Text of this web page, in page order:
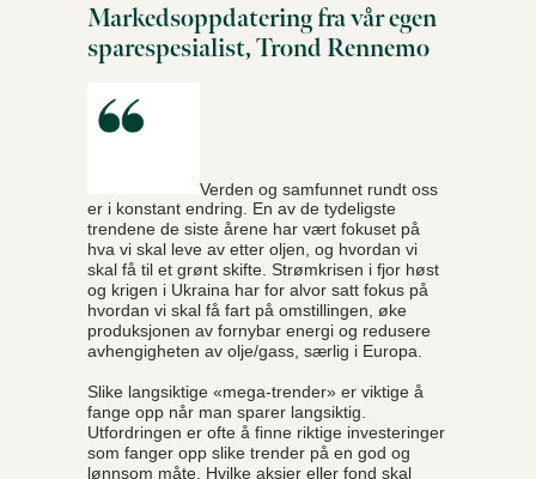
Markedsoppdatering fra vår egen
sparespesialist, Trond Rennemo
Verden og samfunnet rundt oss
er i konstant endring. En av de tydeligste
trendene de siste årene har vært fokuset på
hva vi skal leve av etter oljen, og hvordan vi
skal få til et grønt skifte. Strømkrisen i fjor høst
og krigen i Ukraina har for alvor satt fokus på
hvordan vi skal få fart på omstillingen, øke
produksjonen av fornybar energi og redusere
avhengigheten av olje/gass, særlig i Europa.
Slike langsiktige «mega-trender» er viktige å
fange opp når man sparer langsiktig.
Utfordringen er ofte å finne riktige investeringer
som fanger opp slike trender på en god og
lønnsom måte. Hvilke aksjer eller fond skal